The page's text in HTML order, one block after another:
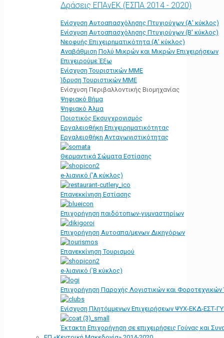
Δράσεις ΕΠΑνΕΚ (ΕΣΠΑ 2014 - 2020)
Ενίσχυση Αυτοαπασχόλησης Πτυχιούχων (Α' κύκλος)
Ενίσχυση Αυτοαπασχόλησης Πτυχιούχων (Β' κύκλος)
Νεοφυής Επιχειρηματικότητα (Α' κύκλος)
Αναβάθμιση Πολύ Μικρών και Μικρών Επιχειρήσεων
Επιχειρούμε Έξω
Ενίσχυση Τουριστικών ΜΜΕ
Ίδρυση Τουριστικών ΜΜΕ
Ενίσχυση Περιβαλλοντικής Βιομηχανίας
Ψηφιακό Βήμα
Ψηφιακό Άλμα
Ποιοτικός Εκσυγχρονισμός
Εργαλειοθήκη Eπιχειρηματικότητας
Εργαλειοθήκη Ανταγωνιστικότητας
Θερμαντικά Σώματα Εστίασης
e-λιανικό ('Α κύκλος)
Επανεκκίνηση Εστίασης
Επιχορήγηση παιδότοπων-γυμναστηρίων
Επιχορήγηση Αυτοαπα/μενων Δικηγόρων
Επανεκκίνηση Τουρισμού
e-λιανικό (΄Β κύκλος)
Επιχορήγηση Παροχής Λογιστικών και
Ενίσχυση Πλητόμμενων Επιχειρήσεων ΨΥΧ-ΕΚΔ-ΕΣΤ-
Έκτακτη Επιχορήγηση σε επιχειρήσεις Γούνας και